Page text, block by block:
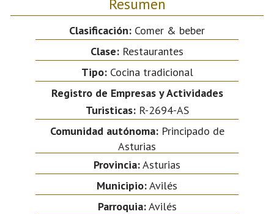
Clasificación: Comer & beber
Clase: Restaurantes
Tipo:Cocina tradicional
Registro de Empresas y Actividades
Turisticas:R-2694-AS
Comunidad autónoma:Principado de
Asturias
Provincia:Asturias
Municipio:Avilés
Parroquia:Avilés